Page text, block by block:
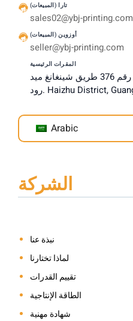
تارا (المبيعات)
sales02@ybj-printing.com
أوزوين (المبيعات)
seller@ybj-printing.com
المقرات الرئيسية
الغرفة 1503، مبنى هاويون، رقم 376 طريق شينغانغ ميد
Arabic
الشركة
نبذة عنا
لماذا تختارنا
تقييم القدرات
الطاقة الإنتاجية
شهادة مهنية